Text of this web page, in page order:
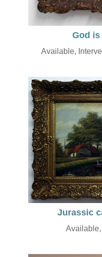
God is
Available,
Jurassic
Available,